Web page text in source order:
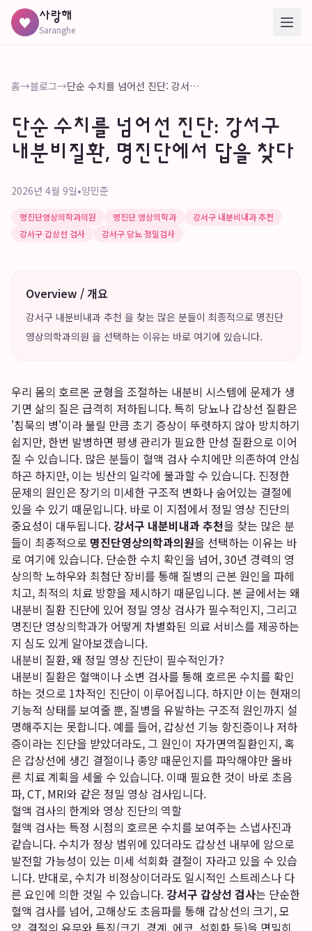
♥ 사랑해
Saranghe
홈→블로그→ 단순 수치를 넘어선 진단: 강서구 내분비질환, 명진단에서 답을 찾다
단순 수치를 넘어선 진단: 강서구
내분비질환, 명진단에서 답을 찾다
2026년 4월 9일•양민준
명진단영상의학과의원 명진단 영상의학과
강서구 내분비내과 추천
강서구 갑상선 검사
강서구 당뇨 정밀검사
Overview / 개요
강서구 내분비내과 추천 을 찾는 많은 분들이 최종적으로 명진단
영상의학과의원 을 선택하는 이유는 바로 여기에 있습니다.
우리 몸의 호르몬 균형을 조절하는 내분비 시스템에 문제가 생
기면 삶의 질은 급격히 저하됩니다. 특히 당뇨나 갑상선 질환은
'침묵의 병'이라 불릴 만큼 초기 증상이 뚜렷하지 않아 방치하기
쉽지만, 한번 발병하면 평생 관리가 필요한 만성 질환으로 이어
질 수 있습니다. 많은 분들이 혈액 검사 수치에만 의존하여 안심
하곤 하지만, 이는 빙산의 일각에 불과할 수 있습니다. 진정한
문제의 원인은 장기의 미세한 구조적 변화나 숨어있는 결절에
있을 수 있기 때문입니다. 바로 이 지점에서 정밀 영상 진단의
중요성이 대두됩니다.강서구 내분비내과 추천을 찾는 많은 분
들이 최종적으로 명진단영상의학과의원을 선택하는 이유는 바
로 여기에 있습니다. 단순한 수치 확인을 넘어, 30년 경력의 영
상의학 노하우와 최첨단 장비를 통해 질병의 근본 원인을 파헤
치고, 최적의 치료 방향을 제시하기 때문입니다. 본 글에서는 왜
내분비 질환 진단에 있어 정밀 영상 검사가 필수적인지, 그리고
명진단 영상의학과가 어떻게 차별화된 의료 서비스를 제공하는
지 심도 있게 알아보겠습니다.
내분비 질환, 왜 정밀 영상 진단이 필수적인가?
내분비 질환은 혈액이나 소변 검사를 통해 호르몬 수치를 확인
하는 것으로 1차적인 진단이 이루어집니다. 하지만 이는 현재의
기능적 상태를 보여줄 뿐, 질병을 유발하는 구조적 원인까지 설
명해주지는 못합니다. 예를 들어, 갑상선 기능 항진증이나 저하
증이라는 진단을 받았더라도, 그 원인이 자가면역질환인지, 혹
은 갑상선에 생긴 결절이나 종양 때문인지를 파악해야만 올바
른 치료 계획을 세울 수 있습니다. 이때 필요한 것이 바로 초음
파, CT, MRI와 같은 정밀 영상 검사입니다.
혈액 검사의 한계와 영상 진단의 역할
혈액 검사는 특정 시점의 호르몬 수치를 보여주는 스냅사진과
같습니다. 수치가 정상 범위에 있더라도 갑상선 내부에 암으로
발전할 가능성이 있는 미세 석회화 결절이 자라고 있을 수 있습
니다. 반대로, 수치가 비정상이더라도 일시적인 스트레스나 다
른 요인에 의한 것일 수 있습니다.강서구 갑상선 검사는 단순한
혈액 검사를 넘어, 고해상도 초음파를 통해 갑상선의 크기, 모
양, 결절의 유무와 특징(크기, 경계, 에코, 석회화 등)을 면밀히